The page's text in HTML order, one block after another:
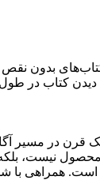
بدون نقص
کتاب در طول
قرن در مسیر
نیست،
همراهی با